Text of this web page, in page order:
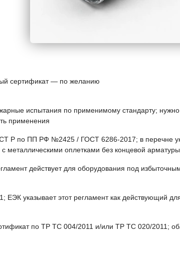
сертификат — по желанию
испытания по применимому стандарту; нужно
применения
Р по ПП РФ №2425 / ГОСТ 6286-2017; в перечне
металлическими оплетками без концевой
действует для оборудования под
указывает этот регламент как действующий
по ТР ТС 004/2011 и/или ТР ТС 020/2011;